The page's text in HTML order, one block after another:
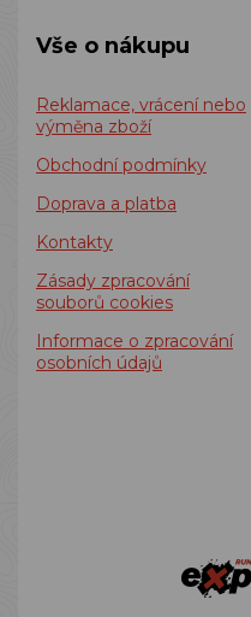
Vše o nákupu
Reklamace, vrácení nebo
výměna zboží
Obchodní podmínky
Doprava a platba
Kontakty
Zásady zpracování
souborů cookies
Informace o zpracování
osobních údajů